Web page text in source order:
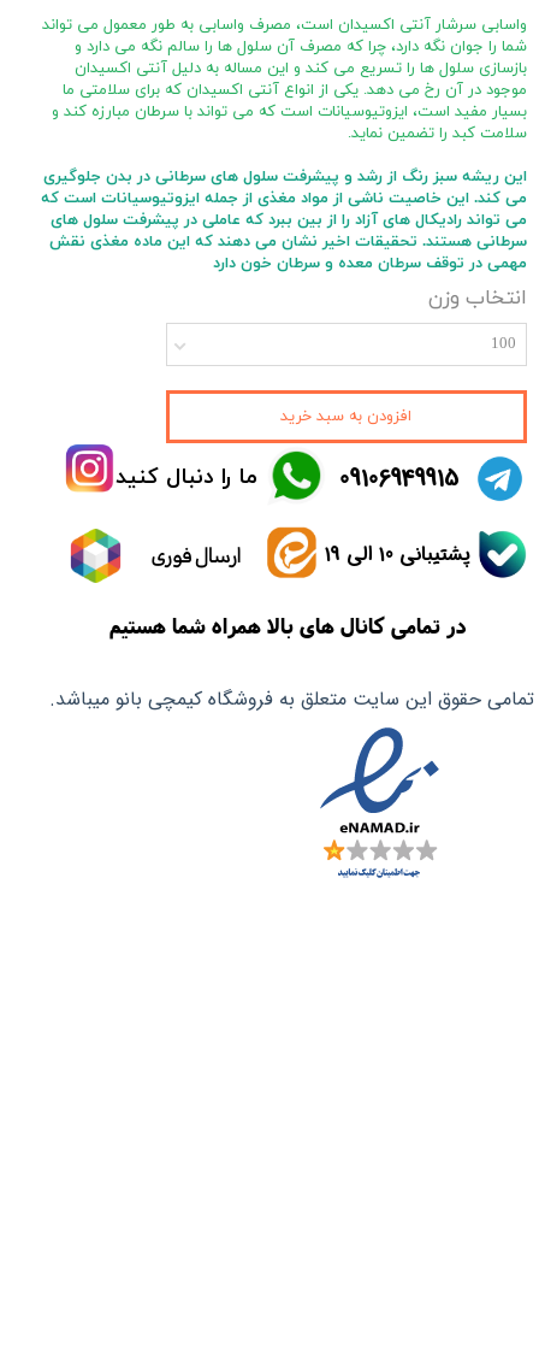
واسابی سرشار آنتی اکسیدان است، مصرف واسابی به طور معمول می تواند
شما را جوان نگه دارد، چرا که مصرف آن سلول ها را سالم نگه می دارد و
بازسازی سلول ها را تسریع می کند و این مساله به دلیل آنتی اکسیدان
موجود در آن رخ می دهد. یکی از انواع آنتی اکسیدان که برای سلامتی ما
بسیار مفید است، ایزوتیوسیانات است که می تواند با سرطان مبارزه کند و
سلامت کبد را تضمین نماید.
این ریشه سبز رنگ از رشد و پیشرفت سلول های سرطانی در بدن جلوگیری
می کند. این خاصیت ناشی از مواد مغذی از جمله ایزوتیوسیانات است که
می تواند رادیکال های آزاد را از بین ببرد که عاملی در پیشرفت سلول های
سرطانی هستند. تحقیقات اخیر نشان می دهند که این ماده مغذی نقش
مهمی در توقف سرطان معده و سرطان خون دارد
انتخاب وزن
100
افزودن به سبد خرید
تمامی حقوق این سایت متعلق به فروشگاه کیمچی بانو میباشد.
ما را دنبال کنید ​09106949915
ارسال فوری پشتیبانی 10 الی 19
در تمامی کانال های بالا همراه شما هستیم